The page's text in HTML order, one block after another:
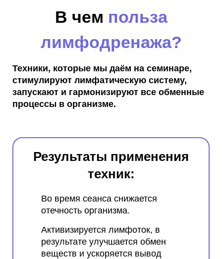
В чем польза
лимфодренажа?
Техники, которые мы даём на семинаре,
стимулируют лимфатическую систему,
запускают и гармонизируют все обменные
процессы в организме.
Результаты применения
техник:
Во время сеанса снижается
отечность организма.
Активизируется лимфоток, в
результате улучшается обмен
веществ и ускоряется вывод